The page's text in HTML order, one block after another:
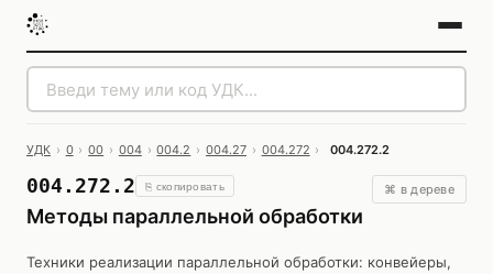
УДК › 0 › 00 › 004 › 004.2 › 004.27 › 004.272 › 004.272.2
004.272.2 ⎘ скопировать
Методы параллельной обработки
⌘ в дереве
Техники реализации параллельной обработки: конвейеры,